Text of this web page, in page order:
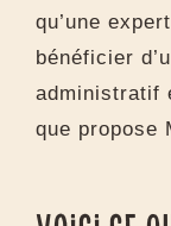
qu’une
bénéficier
administratif
que propose